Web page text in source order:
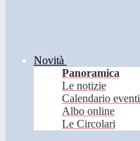
Novità
Panoramica
Le notizie
Calendario eventi
Albo online
Le Circolari